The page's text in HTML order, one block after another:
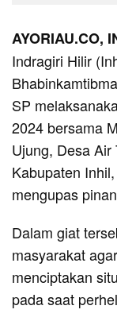
AYORIAU.CO,
Indragiri Hilir
SP
2024 bersama
Ujung, Desa Air
Kabupaten
mengupas
Dalam giat
masyarakat
menciptakan
pada saat